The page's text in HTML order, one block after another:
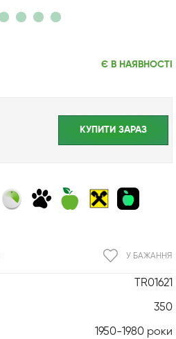
Є В НАЯВНОСТІ
TR01621
350
1950-1980 роки
КУПИТИ ЗАРАЗ
У БАЖАННЯ